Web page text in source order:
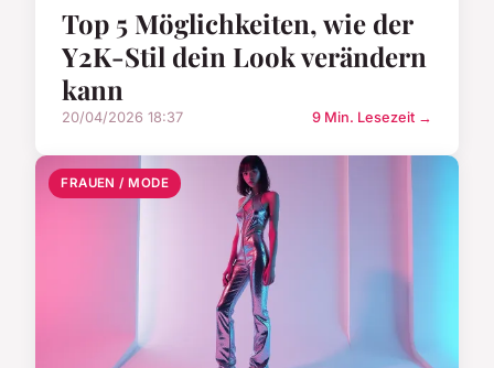
Top 5 Möglichkeiten, wie der
Y2K-Stil dein Look verändern
kann
20/04/2026 18:37 9 Min. Lesezeit →
FRAUEN / MODE